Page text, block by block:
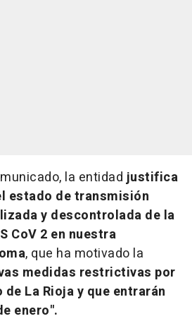
la entidadjustifica
estado de transmisión
y descontrolada de la
CoV 2 en nuestra
, que ha motivado la
medidas restrictivas por
La Rioja y que entrarán
enero".